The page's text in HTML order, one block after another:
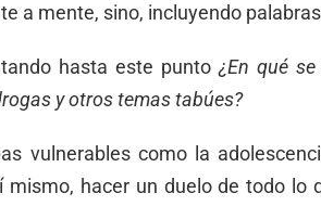
a mente, sino, incluyendo
hasta este punto¿En qué
y otros temas tabúes?
vulnerables como la
mismo, hacer un duelo de todo lo